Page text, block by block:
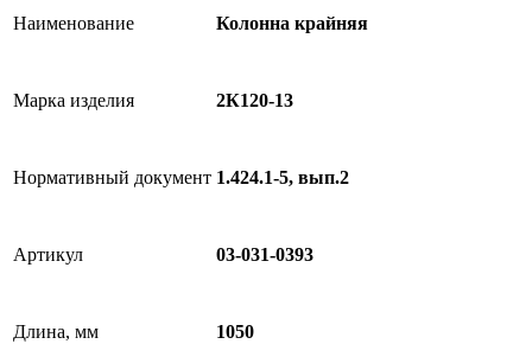
Наименование Колонна крайняя
Марка изделия 2К120-13
Нормативный документ 1.424.1-5, вып.2
Артикул 03-031-0393
Длина, мм 1050